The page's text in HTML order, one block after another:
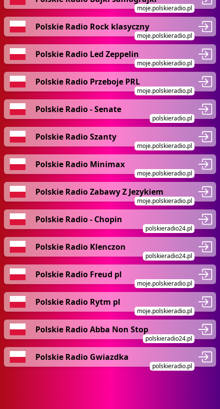
moje.polskieradio.pl
Polskie Radio Rock klasyczny
moje.polskieradio.pl
Polskie Radio Led Zeppelin
moje.polskieradio.pl
Polskie Radio Przeboje PRL
moje.polskieradio.pl
Polskie Radio - Senate
polskieradio.pl
Polskie Radio Szanty
moje.polskieradio.pl
Polskie Radio Minimax
moje.polskieradio.pl
Polskie Radio Zabawy Z Jezykiem
moje.polskieradio.pl
Polskie Radio - Chopin
polskieradio24.pl
Polskie Radio Klenczon
polskieradio24.pl
Polskie Radio Freud pl
moje.polskieradio.pl
Polskie Radio Rytm pl
moje.polskieradio.pl
Polskie Radio Abba Non Stop
polskieradio24.pl
Polskie Radio Gwiazdka
polskieradio.pl